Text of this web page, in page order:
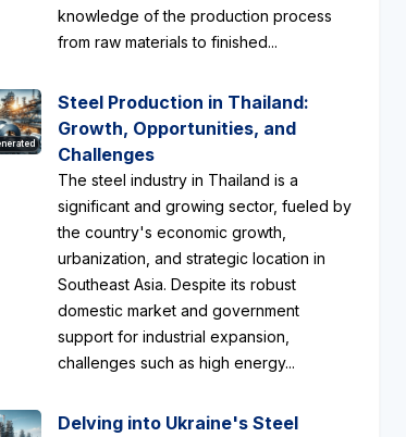
knowledge of the production process
from raw materials to finished...
Steel Production in Thailand:
Growth, Opportunities, and
Challenges
The steel industry in Thailand is a
significant and growing sector, fueled by
the country's economic growth,
urbanization, and strategic location in
Southeast Asia. Despite its robust
domestic market and government
support for industrial expansion,
challenges such as high energy...
Delving into Ukraine's Steel